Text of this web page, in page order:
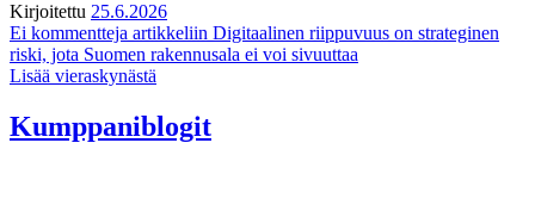
Kirjoitettu 25.6.2026
Ei kommentteja artikkeliin Digitaalinen riippuvuus on strateginen
riski, jota Suomen rakennusala ei voi sivuuttaa
Lisää vieraskynästä
Kumppaniblogit